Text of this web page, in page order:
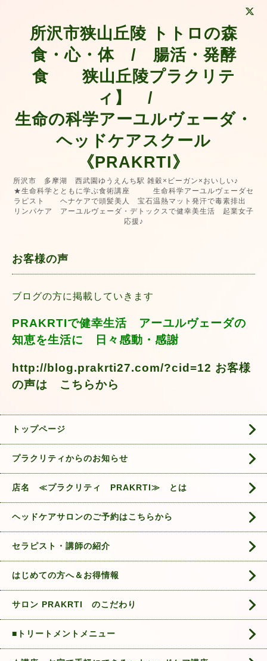
所沢市狭山丘陵 トトロの森
食・心・体 / 腸活・発酵
食 狭山丘陵プラクリテ
ィ】 /
生命の科学アーユルヴェーダ・
ヘッドケアスクール
《PRAKRTI》
所沢市 多摩湖 西武園ゆうえんち駅 雑穀×ビーガン×おいしい♪
★生命科学とともに学ぶ食術講座 生命科学アーユルヴェーダセ
ラピスト ヘナケアで頭髪美人 宝石温熱マット発汗で毒素排出
リンパケア アーユルヴェーダ・デトックスで健幸美生活 起業女子
応援♪
お客様の声
ブログの方に掲載していきます
PRAKRTIで健幸生活 アーユルヴェーダの
知恵を生活に 日々感動・感謝
http://blog.prakrti27.com/?cid=12 お客様
の声は こちらから
トップページ
プラクリティからのお知らせ
店名 ≪プラクリティ PRAKRTI≫ とは
ヘッドケアサロンのご予約はこちらから
セラピスト・講師の紹介
はじめての方へ＆お得情報
サロン PRAKRTI のこだわり
■トリートメントメニュー